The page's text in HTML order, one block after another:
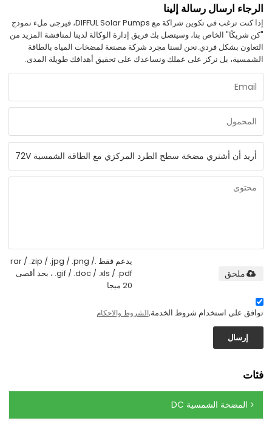
الرجاء ارسال رسالة إلينا
إذا كنت ترغب في تكوين شراكة مع DIFFUL Solar Pumps، فيرجى ملء نموذج
"كن شريكًا" الخاص بنا، وسيتصل بك فريق إدارة الوكالة لدينا لمناقشة المزيد من
التعاون بشكل فردي.نحن لسنا مجرد شركة مصنعة لمضخات المياه بالطاقة
الشمسية، بل نركز على عملك ونساعدك على تحقيق أهدافك طويلة المدى.
يدعم فقط .rar / .zip / .jpg / .png /
.gif / .doc / .xls / .pdf ، بحد أقصى
20 ميجا
ملحق
توافق على استخدام شروط الخدمة,الشروط والاحكام
إرسال
فئات
المضخة الشمسية DC